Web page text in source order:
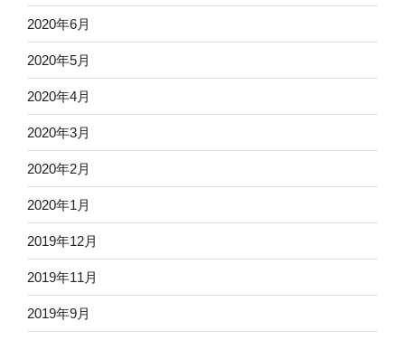
2020年6月
2020年5月
2020年4月
2020年3月
2020年2月
2020年1月
2019年12月
2019年11月
2019年9月